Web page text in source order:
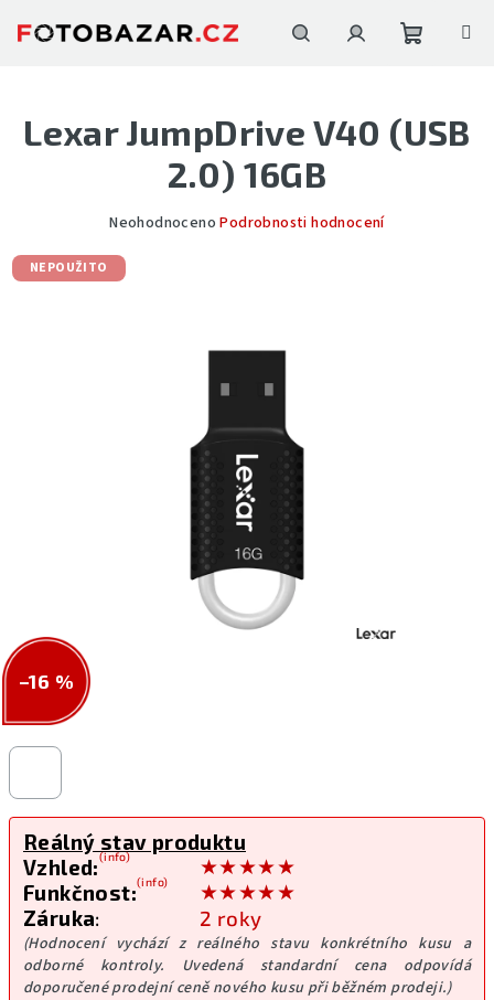
košík
Reálný stav produktu
Vzhled:(info) ★★★★★
Funkčnost:(info) ★★★★★
Záruka: 2 roky
(Hodnocení vychází z reálného stavu konkrétního kusu a
odborné kontroly. Uvedená standardní cena odpovídá
doporučené prodejní ceně nového kusu při běžném prodeji.)
Lexar JumpDrive V40 (USB
2.0) 16GB
Průměrné
produktu
je
Neohodnoceno Podrobnosti hodnocení
NEPOUŽITO
–16 %